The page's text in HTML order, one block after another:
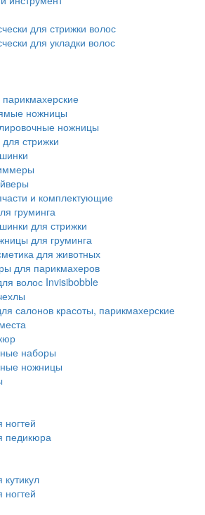
для стрижки волос
для укладки волос
ножницы
ножницы
стрижки
и комплектующие
груминга
для стрижки
для груминга
для животных
для парикмахеров
волос Invisibobble
салонов красоты, парикмахерские
наборы
ножницы
ногтей
педикюра
кутикул
ногтей